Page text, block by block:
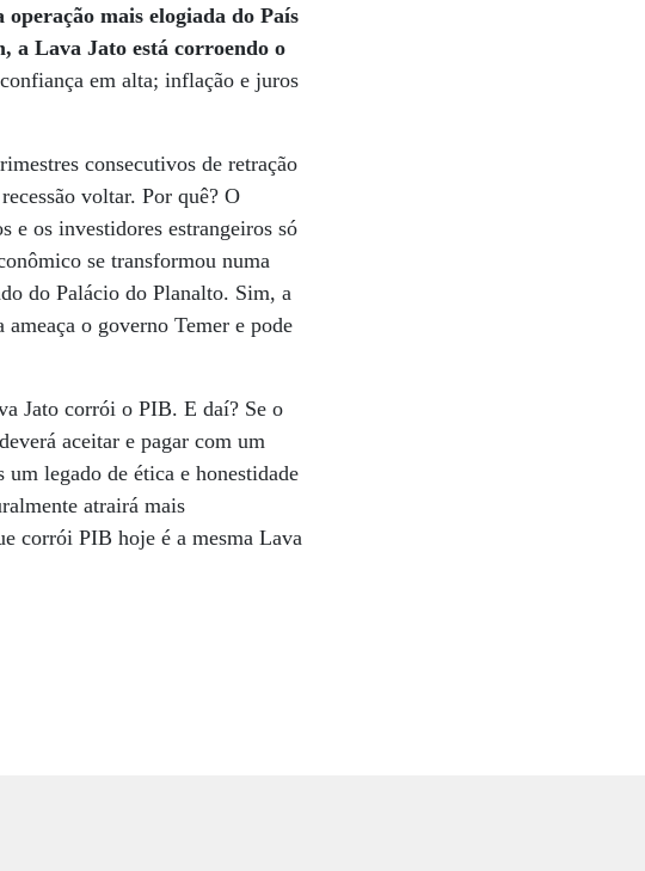
mais elogiada do País
a Lava Jato está corroendo o
em alta; inflação e juros
consecutivos de retração
voltar. Por quê? O
e os investidores estrangeiros só
se transformou numa
do Palácio do Planalto. Sim, a
o governo Temer e pode
Jato corrói o PIB. E daí? Se o
aceitar e pagar com um
legado de ética e honestidade
atrairá mais
corrói PIB hoje é a mesma Lava